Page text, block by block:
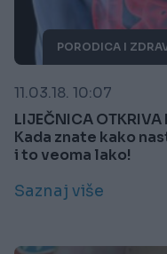
PORODICA I
11.03.18. 10:07
LIJEČNICA OTKRIVA
Kada znate kako
i to veoma lako!
Saznaj više